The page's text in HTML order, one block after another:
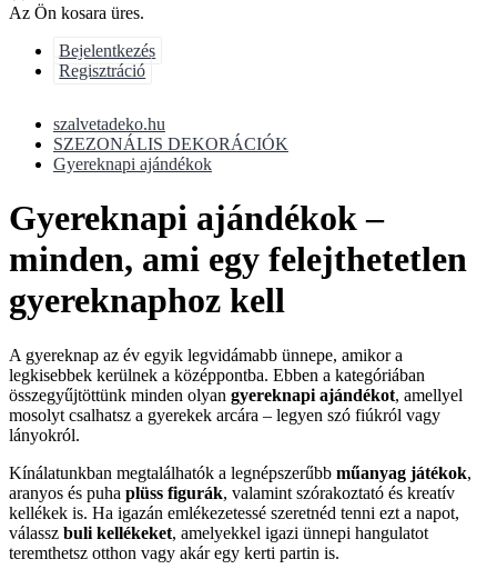
Az Ön kosara üres.
Bejelentkezés
Regisztráció
szalvetadeko.hu
SZEZONÁLIS DEKORÁCIÓK
Gyereknapi ajándékok
Gyereknapi ajándékok –
minden, ami egy felejthetetlen
gyereknaphoz kell
A gyereknap az év egyik legvidámabb ünnepe, amikor a
legkisebbek kerülnek a középpontba. Ebben a kategóriában
összegyűjtöttünk minden olyan gyereknapi ajándékot, amellyel
mosolyt csalhatsz a gyerekek arcára – legyen szó fiúkról vagy
lányokról.
Kínálatunkban megtalálhatók a legnépszerűbb műanyag játékok,
aranyos és puha plüss figurák, valamint szórakoztató és kreatív
kellékek is. Ha igazán emlékezetessé szeretnéd tenni ezt a napot,
válassz buli kellékeket, amelyekkel igazi ünnepi hangulatot
teremthetsz otthon vagy akár egy kerti partin is.